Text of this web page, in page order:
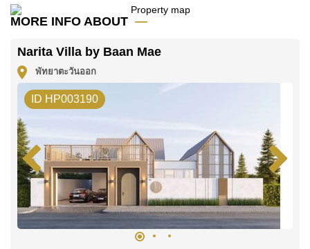
มัดจำ 2 เดือน ก่อนเข้าอยู่อาศัย
คุณ!
ติดต่อ Cornerstone Real Estate โทร +6638411250
หรือ อีเมลinfo@cornerstone.co.th
WhatsApp ของสำนักงาน:
@cornerstonepattaya
MORE INFO ABOUT
Narita Villa by Baan Mae
พัทยาตะวันออก
ID HP003190